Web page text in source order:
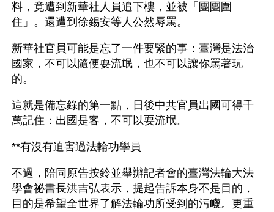
料，竟遭到新華社人員追下樓，並被「團團圍
住」。還遭到徐錫安等人公然辱罵。
新華社官員可能是忘了一件要緊的事：臺灣是法治
國家，不可以隨便耍流氓，也不可以讓你罵著玩
的。
這就是備忘錄的第一點，日後中共官員出國可得千
萬記住：出國是客，不可以耍流氓。
**有沒有迫害過法輪功學員
不過，陪同原告按鈴並舉辦記者會的臺灣法輪大法
學會祕書長洪吉弘表示，提起告訴本身不是目的，
目的是希望全世界了解法輪功所受到的污衊。更重